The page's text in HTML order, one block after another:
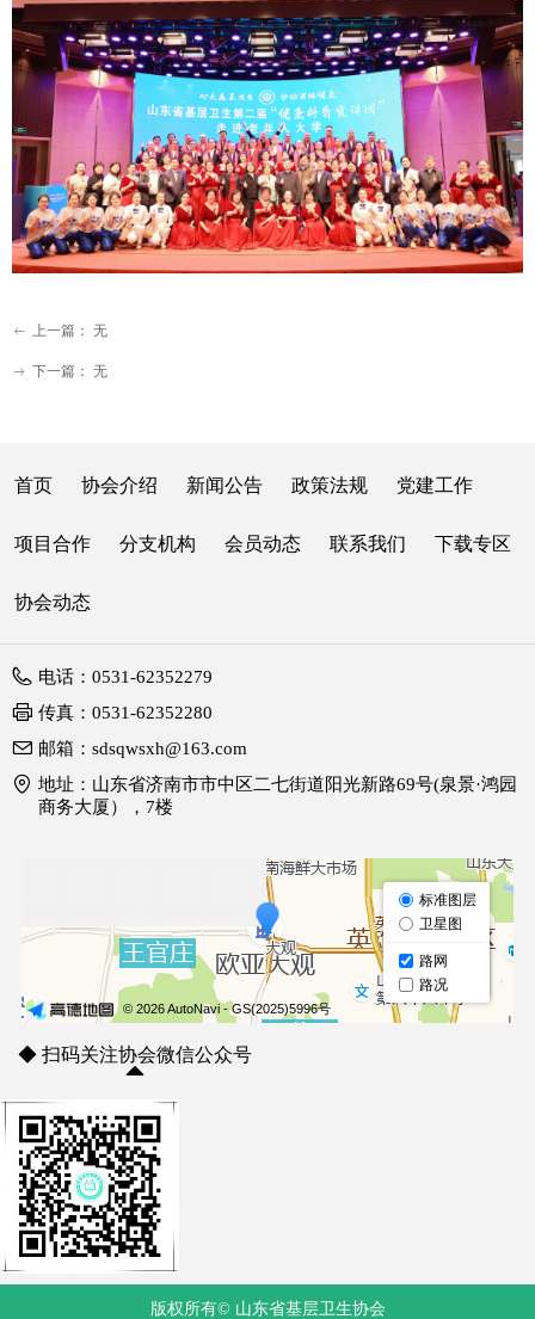
ꂃ 上一篇： 无
ꁹ 下一篇： 无
版权所有© 山东省基层卫生协会
首页 协会介绍 新闻公告 政策法规 党建工作
项目合作 分支机构 会员动态 联系我们 下载专区
协会动态
电话： 0531-62352279
传真： 0531-62352280
邮箱： sdsqwsxh@163.com
地址： 山东省济南市市中区二七街道阳光新路69号(泉景·鸿园
商务大厦），7楼
◆ 扫码关注协会微信公众号
◆